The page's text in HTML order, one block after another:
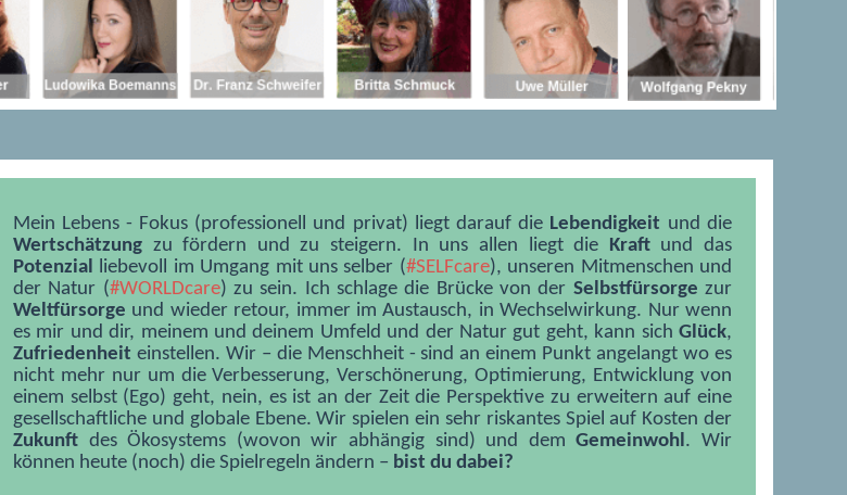
Mein Lebens - Fokus (professionell und privat) liegt darauf die Lebendigkeit und die
Wertschätzung zu fördern und zu steigern. In uns allen liegt die Kraft und das
Potenzial liebevoll im Umgang mit uns selber (#SELFcare), unseren Mitmenschen und
der Natur (#WORLDcare) zu sein. Ich schlage die Brücke von der Selbstfürsorgezur
Weltfürsorge und wieder retour, immer im Austausch, in Wechselwirkung. Nur wenn
es mir und dir, meinem und deinem Umfeld und der Natur gut geht, kann sich Glück,
Zufriedenheit einstellen. Wir – die Menschheit - sind an einem Punkt angelangt wo es
nicht mehr nur um die Verbesserung, Verschönerung, Optimierung, Entwicklung von
einem selbst (Ego) geht, nein, es ist an der Zeit die Perspektive zu erweitern auf eine
gesellschaftliche und globale Ebene. Wir spielen ein sehr riskantes Spiel auf Kosten der
Zukunft des Ökosystems (wovon wir abhängig sind) und demGemeinwohl. Wir
können heute (noch) die Spielregeln ändern – bist du dabei?